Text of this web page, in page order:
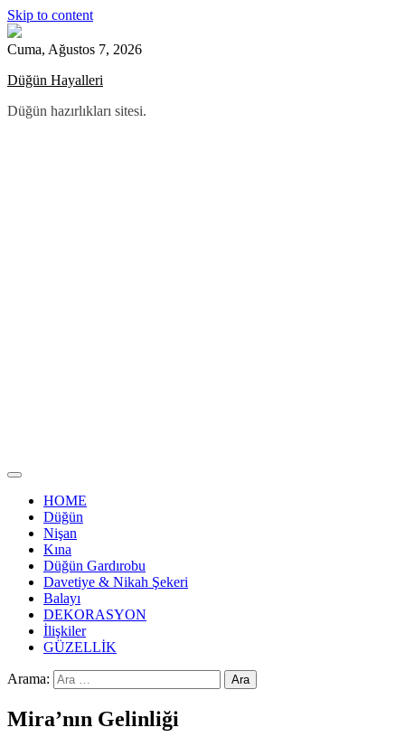
Skip to content
Cuma, Ağustos 7, 2026
Düğün Hayalleri
Düğün hazırlıkları sitesi.
HOME
Düğün
Nişan
Kına
Düğün Gardırobu
Davetiye & Nikah Şekeri
Balayı
DEKORASYON
İlişkiler
GÜZELLİK
Arama:
Mira’nın Gelinliği